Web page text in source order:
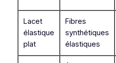
Lacet
élastique
plat
Fibres
synthétiques
élastiques